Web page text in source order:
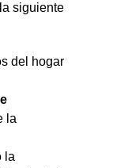
siguiente
del hogar
la
la